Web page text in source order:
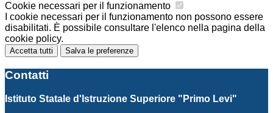
Cookie necessari per il funzionamento
I cookie necessari per il funzionamento non possono essere
disabilitati. È possibile consultare l'elenco nella pagina della
cookie policy.
Accetta tutti Salva le preferenze
Contatti
Istituto Statale d'Istruzione Superiore "Primo Levi"